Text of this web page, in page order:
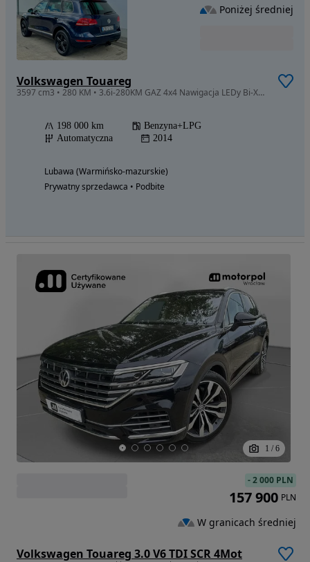
Volkswagen Touareg
3597 cm3 • 280 KM • 3.6i-280KM GAZ 4x4 Nawigacja LEDy Bi-Xenon Skóra Zadbany Zamiana
198 000 km
Benzyna+LPG
Automatyczna
2014
Lubawa (Warmińsko-mazurskie)
Prywatny sprzedawca • Podbite
Poniżej średniej
1 / 6
Volkswagen Touareg 3.0 V6 TDI SCR 4Mot
-2 000 PLN
157 900 PLN
W granicach średniej